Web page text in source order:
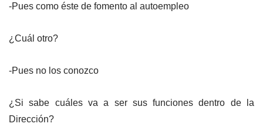
-Pues como éste de fomento al autoempleo
¿Cuál otro?
-Pues no los conozco
¿Si sabe cuáles va a ser sus funciones dentro de la
Dirección?